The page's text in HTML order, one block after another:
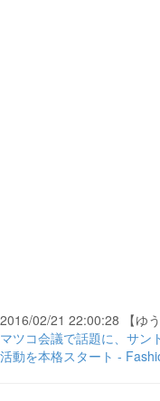
2016/02/21 22:00:28 【ゆう
マツコ会議で話題に、サン
活動を本格スタート -